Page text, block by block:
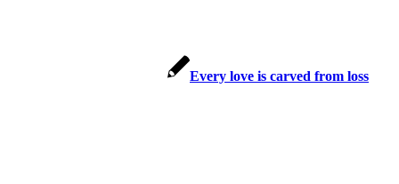
Every love is car­ved from loss